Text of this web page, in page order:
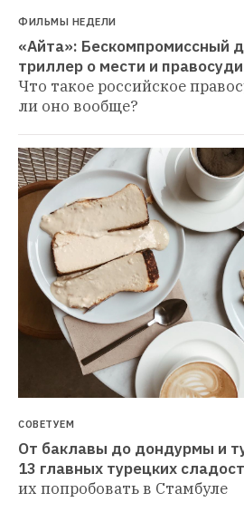
ФИЛЬМЫ НЕДЕЛИ
«Айта»: Бескомпромиссный
триллер о мести и
Что такое российское
ли оно вообще?
СОВЕТУЕМ
От баклавы до дондурмы и
13 главных турецких
их попробовать в Стамбуле